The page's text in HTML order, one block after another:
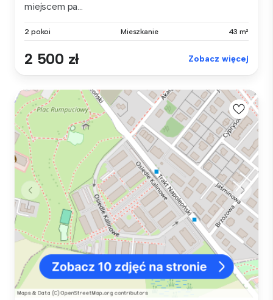
miejscem pa...
2 pokoi Mieszkanie 43 m²
2 500 zł Zobacz więcej